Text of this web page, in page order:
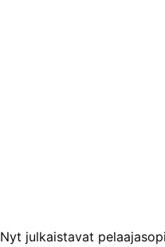
Nyt julkaistavat